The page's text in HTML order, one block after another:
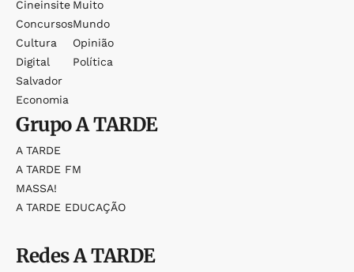
Cineinsite
Concursos
Cultura
Digital
Salvador
Economia
Muito
Mundo
Opinião
Política
GrupoA TARDE
A TARDE
A TARDE FM
MASSA!
A TARDE EDUCAÇÃO
RedesA TARDE